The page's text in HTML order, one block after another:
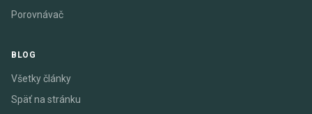
Porovnávač
BLOG
Všetky články
Späť na stránku